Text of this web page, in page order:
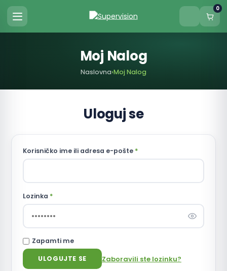
0
Moj Nalog
Naslovna›Moj Nalog
Uloguj se
Korisničko ime ili adresa e-pošte *
Lozinka *
Zapamti me
ULOGUJTE SE Zaboravili ste lozinku?